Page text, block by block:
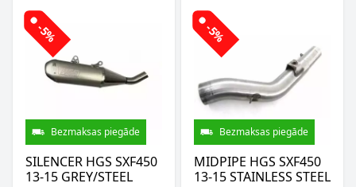
-5%
Bezmaksas piegāde
SILENCER HGS SXF450
13-15 GREY/STEEL
-5%
Bezmaksas piegāde
MIDPIPE HGS SXF450
13-15 STAINLESS STEEL